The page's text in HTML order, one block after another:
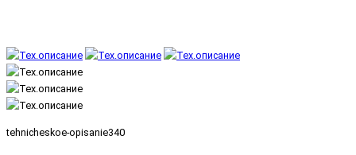
tehnicheskoe-opisanie340